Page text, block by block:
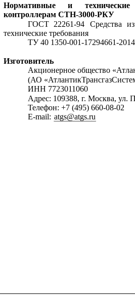
Нормативные и
технические
контроллерам СТН-3000-РКУ
ГОСТ 22261-94 Средства
технические требования
ТУ 40 1350-001-17294661-
Изготовитель
Акционерное общество
(АО
ИНН 7723011060
Адрес: 109388, г. Москва, ул.
Телефон: +7 (495) 660-08-02
E-mail: atgs@atgs.ru